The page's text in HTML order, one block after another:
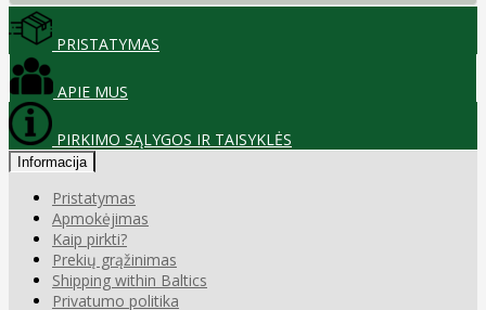
PRISTATYMAS
APIE MUS
PIRKIMO SĄLYGOS IR TAISYKLĖS
Informacija
Pristatymas
Apmokėjimas
Kaip pirkti?
Prekių grąžinimas
Shipping within Baltics
Privatumo politika